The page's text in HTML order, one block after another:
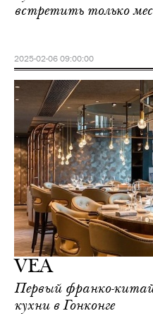
встретить только
2025-02-06 09:00:00
VEA
Первый франко-
кухни в Гонконге